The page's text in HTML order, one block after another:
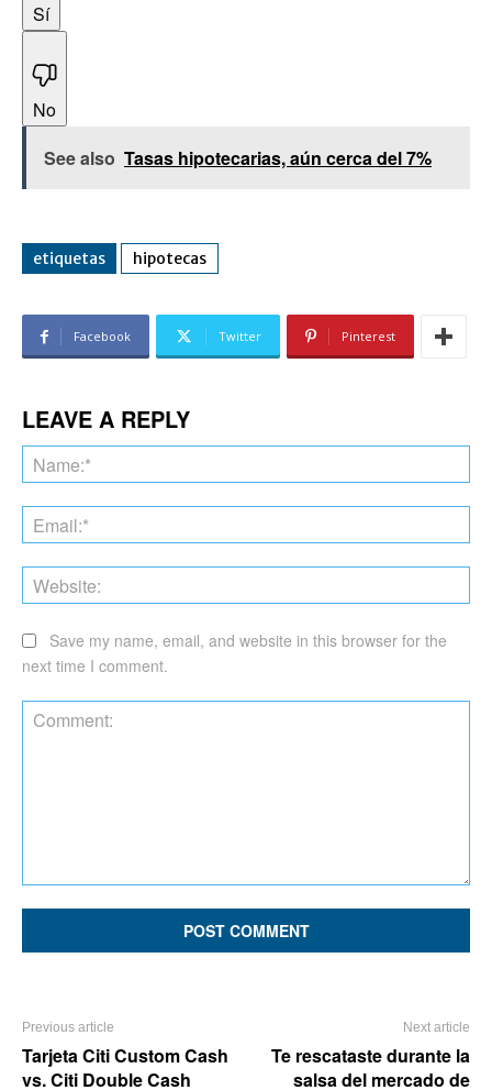
Sí
No
See also Tasas hipotecarias, aún cerca del 7%
etiquetas hipotecas
Facebook Twitter Pinterest
LEAVE A REPLY
Save my name, email, and website in this browser for the
next time I comment.
Previous article
Tarjeta Citi Custom Cash
vs. Citi Double Cash
Next article
Te rescataste durante la
salsa del mercado de